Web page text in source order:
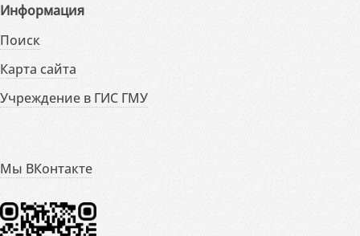
Информация
Поиск
Карта сайта
Учреждение в ГИС ГМУ
Мы ВКонтакте